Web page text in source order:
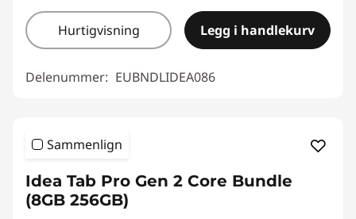
Hurtigvisning Legg i handlekurv
Delenummer: EUBNDLIDEA086
Sammenlign
Idea Tab Pro Gen 2 Core Bundle
(8GB 256GB)